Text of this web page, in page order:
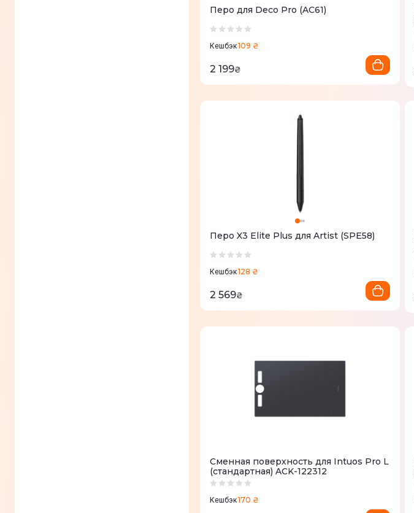
Перо для Deco Pro (AC61)
Кешбэк109 ₴
2 199₴
Перо X3 Elite Plus для Artist (SPE58)
Кешбэк128 ₴
2 569₴
Сменная поверхность для Intuos Pro L
(стандартная) ACK-122312
Кешбэк170 ₴